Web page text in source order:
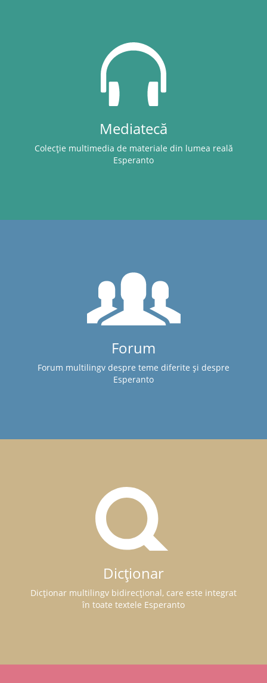
Mediatecă
Colecție multimedia de materiale din lumea reală
Esperanto
Forum
Forum multilingv despre teme diferite și despre
Esperanto
Dicționar
Dicționar multilingv bidirecțional, care este integrat
în toate textele Esperanto